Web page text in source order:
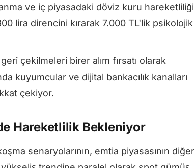
ve iç piyasadaki döviz kuru hareketliliği
lira direncini kırarak 7.000 TL'lik psikolojik
çekilmeleri birer alım fırsatı olarak
kuyumcular ve dijital bankacılık kanalları
çekiyor.
Hareketlilik Bekleniyor
senaryolarının, emtia piyasasının diğer